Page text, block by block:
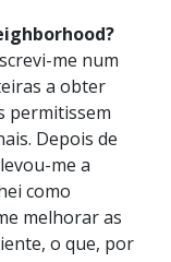
me num
a obter
permitissem
Depois de
me a
como
melhorar as
o que, por